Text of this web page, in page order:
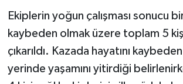
Ekiplerin yoğun çalışması sonucu
kaybeden olmak üzere toplam 5
çıkarıldı. Kazada hayatını
yerinde yaşamını yitirdiği